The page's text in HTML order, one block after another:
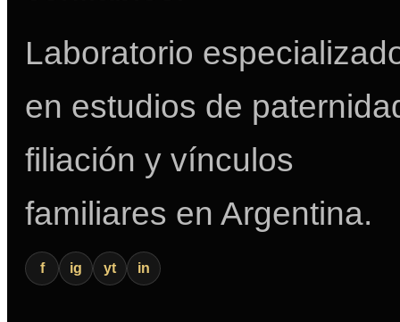
Laboratorio
en estudios de
filiación y vínculos
familiares en Argentina.
f ig yt in